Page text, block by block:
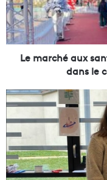
c
h
é
a
a
n
t
o
n
s
e
Le marché aux
dans le
L
a
m
a
r
q
u